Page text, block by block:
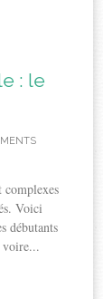
: le
complexes
Voici
débutants
voire...